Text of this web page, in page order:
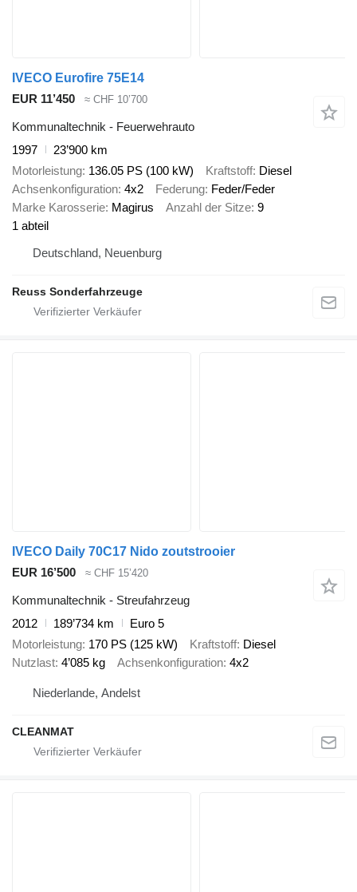
IVECO Eurofire 75E14
EUR 11’450
≈ CHF 10’700
Kommunaltechnik - Feuerwehrauto
1997
23’900 km
Motorleistung 136.05 PS (100 kW) Kraftstoff Diesel
Achsenkonfiguration 4x2 Federung Feder/Feder
Marke Karosserie Magirus Anzahl der Sitze 9
1 abteil
Deutschland, Neuenburg
Reuss Sonderfahrzeuge
IVECO Daily 70C17 Nido zoutstrooier
EUR 16’500
≈ CHF 15’420
Kommunaltechnik - Streufahrzeug
2012
189’734 km
Euro 5
Motorleistung 170 PS (125 kW) Kraftstoff Diesel
Nutzlast 4’085 kg Achsenkonfiguration 4x2
Niederlande, Andelst
CLEANMAT